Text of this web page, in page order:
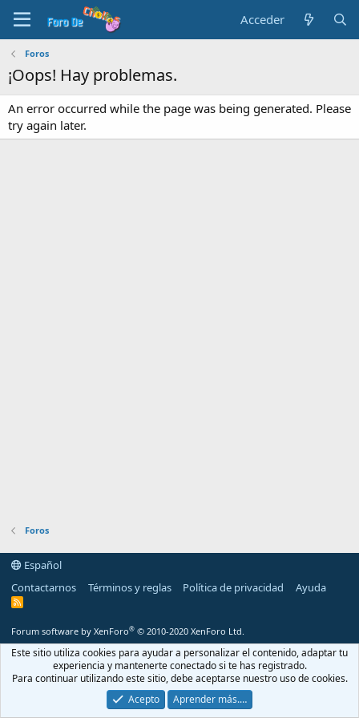
Acceder
Foros
¡Oops! Hay problemas.
An error occurred while the page was being generated. Please
try again later.
Foros
Español
Contactarnos
Términos y reglas Política de privacidad Ayuda
R
Forum software by XenForo® © 2010-2020 XenForo Ltd.
Este sitio utiliza cookies para ayudar a personalizar el contenido, adaptar tu
experiencia y mantenerte conectado si te has registrado.
Para continuar utilizando este sitio, debe aceptarse nuestro uso de cookies.
Acepto
Aprender más.…